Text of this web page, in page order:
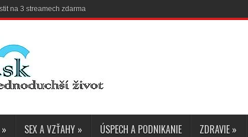
na 3 streamech zdarma
» SEX A VZŤAHY » ÚSPECH A PODNIKANIE ZDRAVIE »